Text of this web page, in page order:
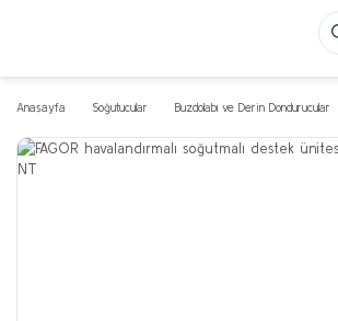
Anasayfa Soğutucular Buzdolabı ve Derin Dondurucular